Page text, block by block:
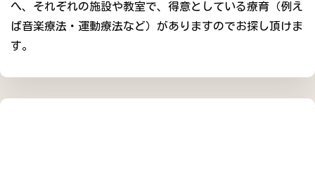
へ、それぞれの施設や教室で、得意としている療育（例え
ば音楽療法・運動療法など）がありますのでお探し頂けま
す。